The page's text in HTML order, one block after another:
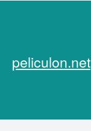
peliculon.net